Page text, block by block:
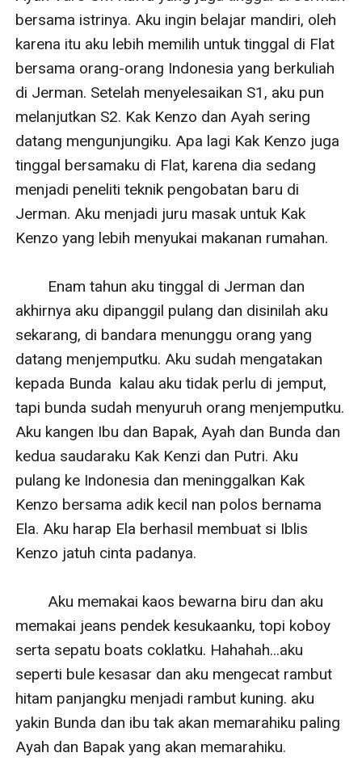
bersama istrinya. Aku ingin belajar mandiri, oleh
karena itu aku lebih memilih untuk tinggal di Flat
bersama orang-orang Indonesia yang berkuliah
di Jerman. Setelah menyelesaikan S1, aku pun
melanjutkan S2. Kak Kenzo dan Ayah sering
datang mengunjungiku. Apa lagi Kak Kenzo juga
tinggal bersamaku di Flat, karena dia sedang
menjadi peneliti teknik pengobatan baru di
Jerman. Aku menjadi juru masak untuk Kak
Kenzo yang lebih menyukai makanan rumahan.
Enam tahun aku tinggal di Jerman dan
akhirnya aku dipanggil pulang dan disinilah aku
sekarang, di bandara menunggu orang yang
datang menjemputku. Aku sudah mengatakan
kepada Bunda  kalau aku tidak perlu di jemput,
tapi bunda sudah menyuruh orang menjemputku.
Aku kangen Ibu dan Bapak, Ayah dan Bunda dan
kedua saudaraku Kak Kenzi dan Putri. Aku
pulang ke Indonesia dan meninggalkan Kak
Kenzo bersama adik kecil nan polos bernama
Ela. Aku harap Ela berhasil membuat si Iblis
Kenzo jatuh cinta padanya.
Aku memakai kaos bewarna biru dan aku
memakai jeans pendek kesukaanku, topi koboy
serta sepatu boats coklatku. Hahahah...aku
seperti bule kesasar dan aku mengecat rambut
hitam panjangku menjadi rambut kuning. aku
yakin Bunda dan ibu tak akan memarahiku paling
Ayah dan Bapak yang akan memarahiku.